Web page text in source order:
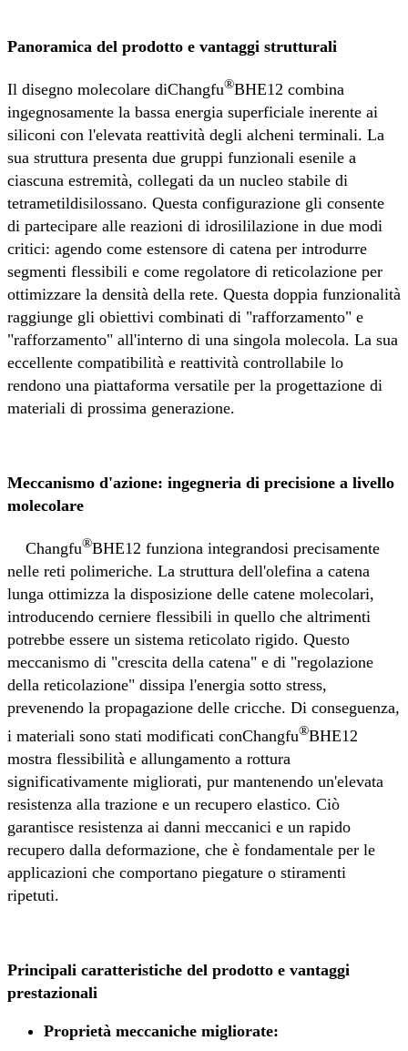
Panoramica del prodotto e vantaggi strutturali
Il disegno molecolare diChangfu®BHE12 combina
ingegnosamente la bassa energia superficiale inerente ai
siliconi con l'elevata reattività degli alcheni terminali. La
sua struttura presenta due gruppi funzionali esenile a
ciascuna estremità, collegati da un nucleo stabile di
tetrametildisilossano. Questa configurazione gli consente
di partecipare alle reazioni di idrosililazione in due modi
critici: agendo come estensore di catena per introdurre
segmenti flessibili e come regolatore di reticolazione per
ottimizzare la densità della rete. Questa doppia funzionalità
raggiunge gli obiettivi combinati di "rafforzamento" e
"rafforzamento" all'interno di una singola molecola. La sua
eccellente compatibilità e reattività controllabile lo
rendono una piattaforma versatile per la progettazione di
materiali di prossima generazione.
Meccanismo d'azione: ingegneria di precisione a livello
molecolare
Changfu®BHE12 funziona integrandosi precisamente
nelle reti polimeriche. La struttura dell'olefina a catena
lunga ottimizza la disposizione delle catene molecolari,
introducendo cerniere flessibili in quello che altrimenti
potrebbe essere un sistema reticolato rigido. Questo
meccanismo di "crescita della catena" e di "regolazione
della reticolazione" dissipa l'energia sotto stress,
prevenendo la propagazione delle cricche. Di conseguenza,
i materiali sono stati modificati conChangfu®BHE12
mostra flessibilità e allungamento a rottura
significativamente migliorati, pur mantenendo un'elevata
resistenza alla trazione e un recupero elastico. Ciò
garantisce resistenza ai danni meccanici e un rapido
recupero dalla deformazione, che è fondamentale per le
applicazioni che comportano piegature o stiramenti
ripetuti.
Principali caratteristiche del prodotto e vantaggi
prestazionali
Proprietà meccaniche migliorate: